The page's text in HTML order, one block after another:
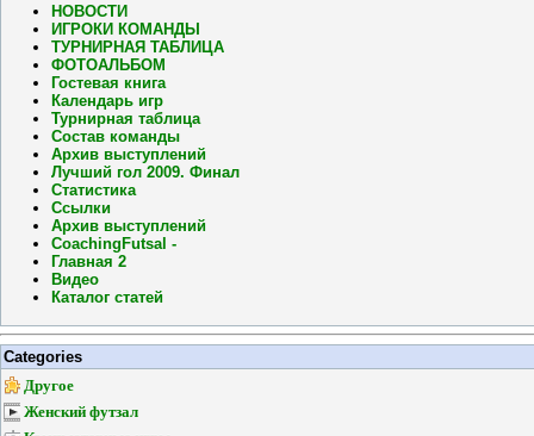
НОВОСТИ
ИГРОКИ КОМАНДЫ
ТУРНИРНАЯ ТАБЛИЦА
ФОТОАЛЬБОМ
Гостевая книга
Календарь игр
Турнирная таблица
Состав команды
Архив выступлений
Лучший гол 2009. Финал
Статистика
Ссылки
Архив выступлений
CoachingFutsal -
Главная 2
Видео
Каталог статей
Categories
Другое
Женский футзал